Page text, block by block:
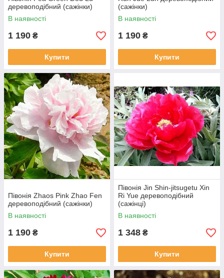
деревоподібний (сажінки)
В наявності
1 190 ₴
Купити
(сажінки)
В наявності
1 190 ₴
Купити
Півонія Zhaos Pink Zhao Fen
деревоподібний (сажінки)
В наявності
1 190 ₴
Купити
Півонія Jin Shin-jitsugetu Xin
Ri Yue деревоподібний
(сажінці)
В наявності
1 348 ₴
Купити